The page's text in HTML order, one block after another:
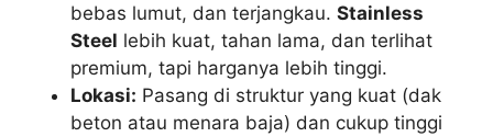
bebas lumut, dan terjangkau.Stainless
Steel lebih kuat, tahan lama, dan terlihat
premium, tapi harganya lebih tinggi.
Lokasi: Pasang di struktur yang kuat (dak
beton atau menara baja) dan cukup tinggi